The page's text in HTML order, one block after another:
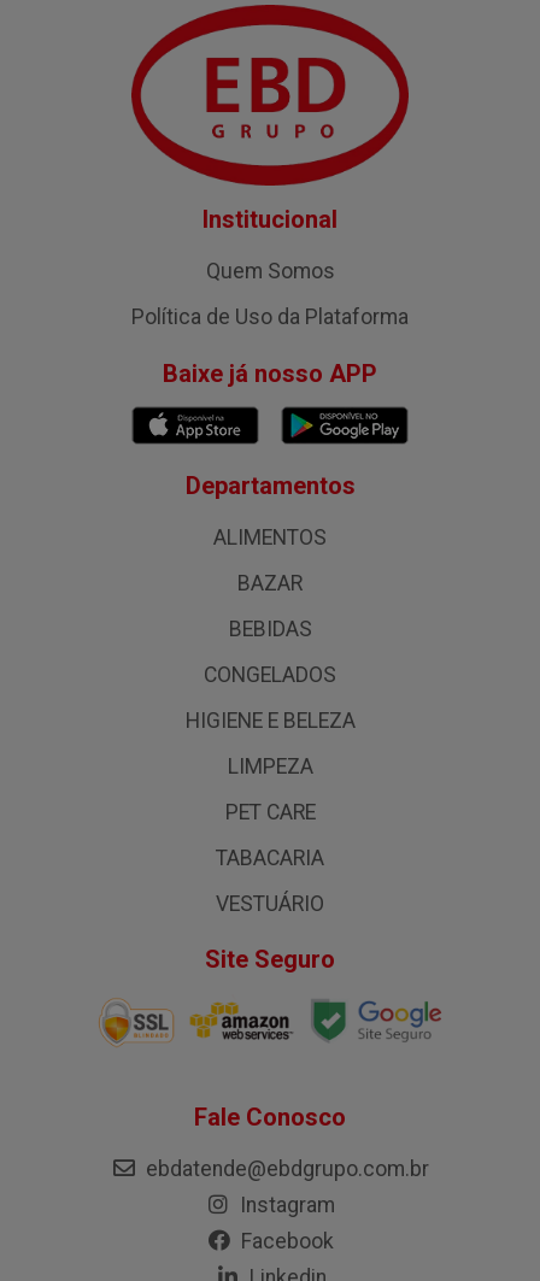
Institucional
Quem Somos
Política de Uso da Plataforma
Baixe já nosso APP
Departamentos
ALIMENTOS
BAZAR
BEBIDAS
CONGELADOS
HIGIENE E BELEZA
LIMPEZA
PET CARE
TABACARIA
VESTUÁRIO
Site Seguro
Fale Conosco
ebdatende@ebdgrupo.com.br
Instagram
Facebook